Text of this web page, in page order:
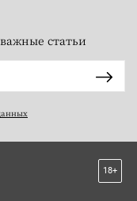
статьи
18+